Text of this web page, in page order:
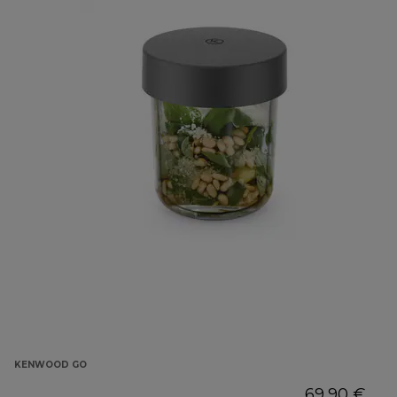
KENWOOD GO